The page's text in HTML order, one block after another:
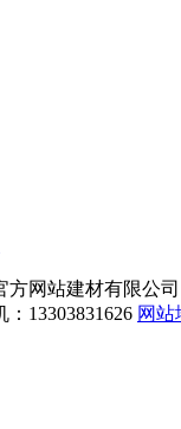
网站建材有限公司
13303831626 网站